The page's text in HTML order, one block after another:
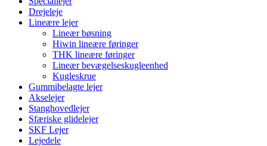
Drejeleje
Lineære lejer
Lineær bøsning
Hiwin lineære føringer
THK lineære føringer
Lineær bevægelseskugleenhed
Kugleskrue
Gummibelagte lejer
Akselejer
Stanghovedlejer
Sfæriske glidelejer
SKF Lejer
Lejedele